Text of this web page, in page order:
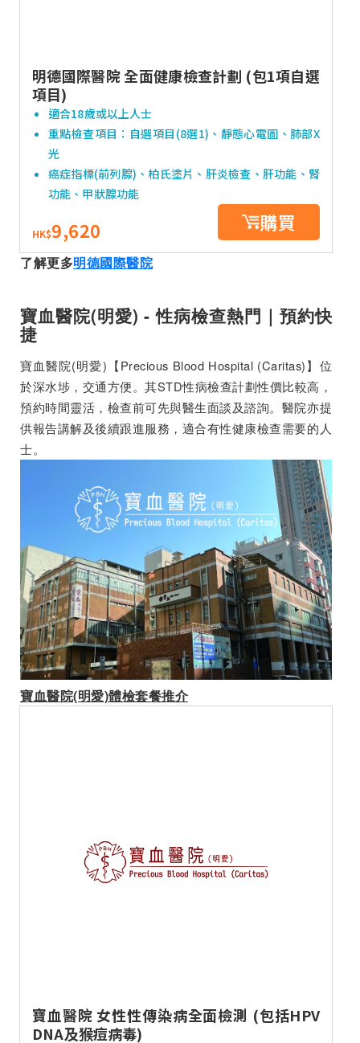
明德國際醫院 全面健康檢查計劃 (包1項自選
項目)
適合18歲或以上人士
重點檢查項目：自選項目(8選1)、靜態心電圖、肺部X
光
癌症指標(前列腺)、柏氏塗片、肝炎檢查、肝功能、腎
功能、甲狀腺功能
HK$9,620 購買
了解更多明德國際醫院
寶血醫院(明愛) - 性病檢查熱門｜預約快
捷
寶血醫院(明愛)【Precious Blood Hospital (Caritas)】位
於深水埗，交通方便。其STD性病檢查計劃性價比較高，
預約時間靈活，檢查前可先與醫生面談及諮詢。醫院亦提
供報告講解及後續跟進服務，適合有性健康檢查需要的人
士。
寶血醫院(明愛)體檢套餐推介
寶血醫院 女性性傳染病全面檢測 (包括HPV
DNA及猴痘病毒)